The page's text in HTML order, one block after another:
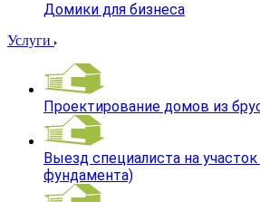
Домики для бизнеса
Услуги
Проектирование домов из
Выезд специалиста на
фундамента)